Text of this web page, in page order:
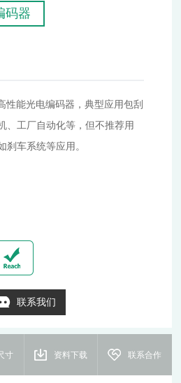
码器
性能光电编码器，典型应用包刮
、工厂自动化等，但不推荐用
刹车系统等应用。
联系我们
寸 资料下载 联系合作